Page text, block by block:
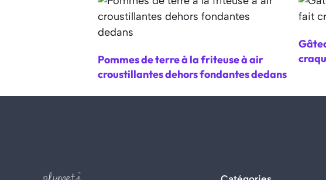
Pommes de terre à la friteuse à air
croustillantes dehors fondantes dedans